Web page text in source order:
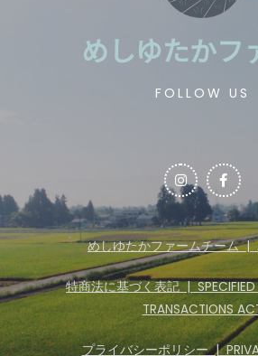
めしゆたかフ
FOLLOW US
めしゆたかファームチーム |
特商法に基づく表記 | SPECIFIED
TRANSACTIONS
プライバシーポリシー |